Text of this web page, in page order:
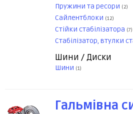
Пружини та ресори (2)
Сайлентблоки (12)
Стійки стабілізатора (7)
Стабілізатор, втулки
Шини / Диски
Шини (1)
Гальмівна